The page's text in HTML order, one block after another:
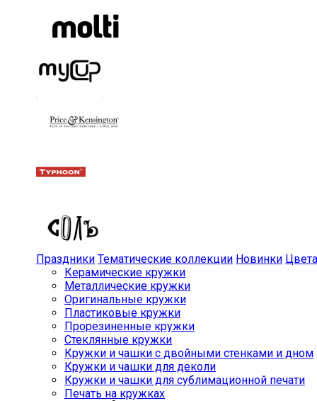
Праздники Тематические коллекции Новинки Цвета
Керамические кружки
Металлические кружки
Оригинальные кружки
Пластиковые кружки
Прорезиненные кружки
Стеклянные кружки
Кружки и чашки с двойными стенками и дном
Кружки и чашки для деколи
Кружки и чашки для сублимационной печати
Печать на кружках